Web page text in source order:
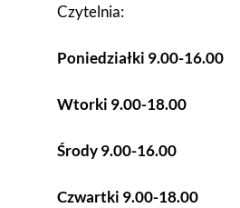
Czytelnia:
Poniedziałki 9.00-16.00
Wtorki 9.00-18.00
Środy 9.00-16.00
Czwartki 9.00-18.00